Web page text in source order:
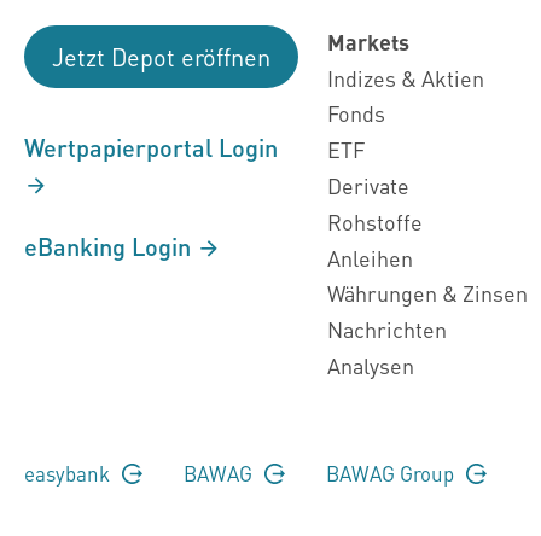
Jetzt Depot eröffnen
Wertpapierportal Login
eBanking Login
Markets
Indizes & Aktien
Fonds
ETF
Derivate
Rohstoffe
Anleihen
Währungen & Zinsen
Nachrichten
Analysen
easybank BAWAG BAWAG Group